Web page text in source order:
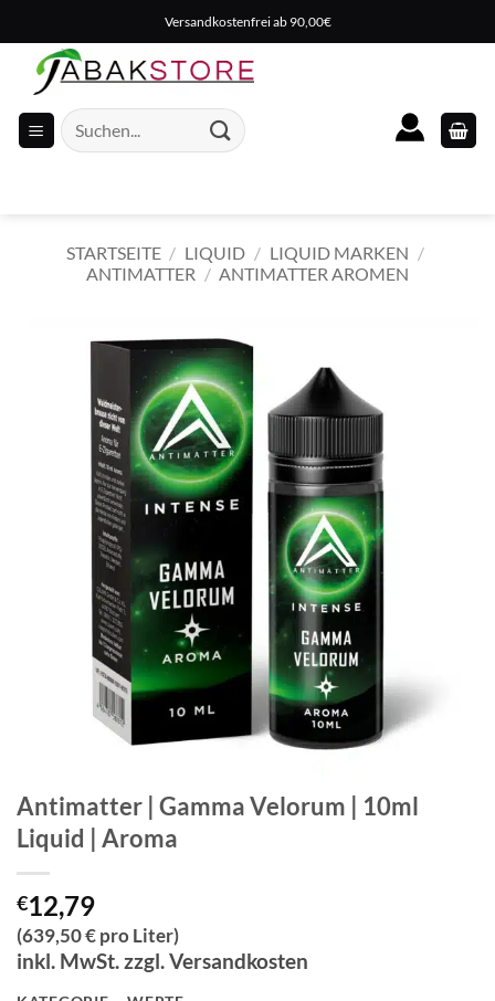
Inhalt
springen
Versandkostenfrei ab 90,00€
Suche
nach:
STARTSEITE / LIQUID / LIQUID MARKEN /
ANTIMATTER / ANTIMATTER AROMEN
Antimatter | Gamma Velorum | 10ml
Liquid | Aroma
€12,79
(639,50 € pro Liter)
inkl. MwSt. zzgl. Versandkosten